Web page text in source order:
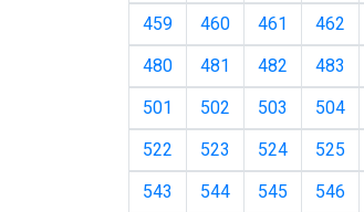
459
460 461 462
480
481 482 483
501
502 503 504
522
523 524 525
543
544 545 546